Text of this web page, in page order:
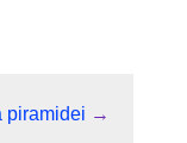
piramidei →